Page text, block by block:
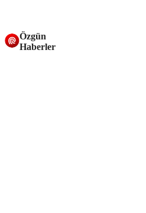
Özgün
Haberler